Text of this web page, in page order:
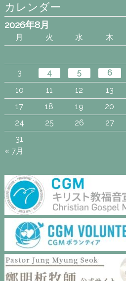
カレンダー
2026年8月
月 火 水 木
3
4 5 6
10
11 12 13
17
18 19 20
24
25 26 27
31
« 7月